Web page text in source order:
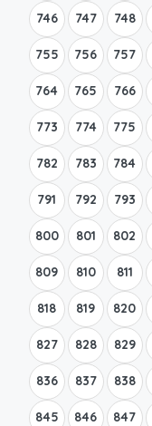
746 747 748
755 756 757
764 765 766
773 774 775
782 783 784
791 792 793
800 801 802
809 810 811
818 819 820
827 828 829
836 837 838
845 846 847